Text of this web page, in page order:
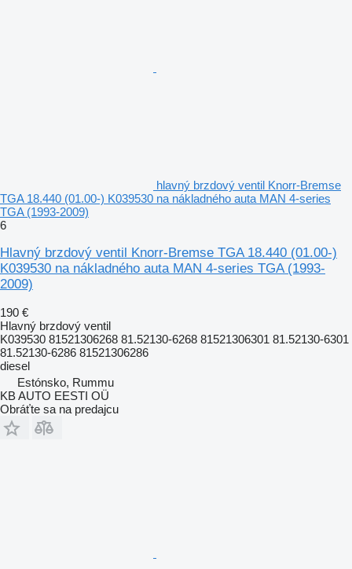
hlavný brzdový ventil Knorr-Bremse
TGA 18.440 (01.00-) K039530 na nákladného auta MAN 4-series
TGA (1993-2009)
6
Hlavný brzdový ventil Knorr-Bremse TGA 18.440 (01.00-)
K039530 na nákladného auta MAN 4-series TGA (1993-
2009)
190 €
Hlavný brzdový ventil
K039530 81521306268 81.52130-6268 81521306301 81.52130-6301
81.52130-6286 81521306286
diesel
Estónsko, Rummu
KB AUTO EESTI OÜ
Obráťte sa na predajcu